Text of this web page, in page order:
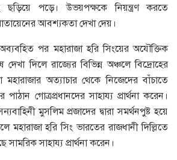
ছড়িয়ে পড়ে। উভয়পক্ষকে নিয়ন্ত্রণ করতে
আবশ্যকতা দেখা দেয়।
অব্যবহিত পর মহারাজা হরি সিংয়ের অযৌক্তিক
দিলে রাজ্যের বিভিন্ন অঞ্চলে বিদ্রোহের
মহারাজার অত্যাচার থেকে নিজেদের বাঁচাতে
পাঠান গোত্রপ্রধানদের সাহায্য প্রার্থনা করেন।
মুসলিম প্রজাদের দ্বারা সমর্থনপুষ্ট হয়ে
মহারাজা হরি সিং ভারতের রাজধানী দিল্লিতে
সামরিক সাহায্য প্রার্থনা করেন।